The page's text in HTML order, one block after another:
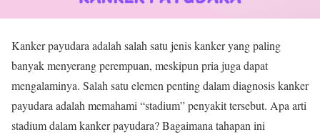
Kanker payudara adalah salah satu jenis kanker yang paling
banyak menyerang perempuan, meskipun pria juga dapat
mengalaminya. Salah satu elemen penting dalam diagnosis kanker
payudara adalah memahami “stadium” penyakit tersebut. Apa arti
stadium dalam kanker payudara? Bagaimana tahapan ini